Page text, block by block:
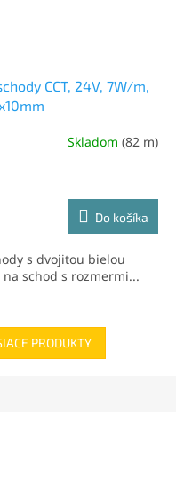
CCT, 24V, 7W/m,
Skladom (82 m)
Do košíka
s dvojitou bielou
schod s rozmermi...
PRODUKTY